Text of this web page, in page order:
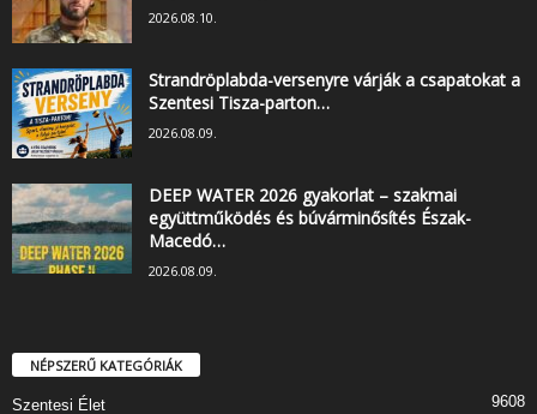
2026.08.10.
Strandröplabda-versenyre várják a csapatokat a
Szentesi Tisza-parton…
2026.08.09.
DEEP WATER 2026 gyakorlat – szakmai
együttműködés és búvárminősítés Észak-
Macedó…
2026.08.09.
NÉPSZERŰ KATEGÓRIÁK
Szentesi Élet 9608